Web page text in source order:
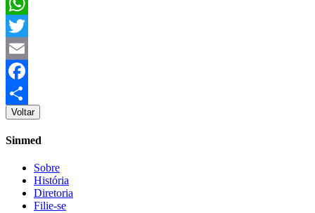
WhatsApp
Twitter
Email
Facebook
Share
Voltar
Sinmed
Sobre
História
Diretoria
Filie-se